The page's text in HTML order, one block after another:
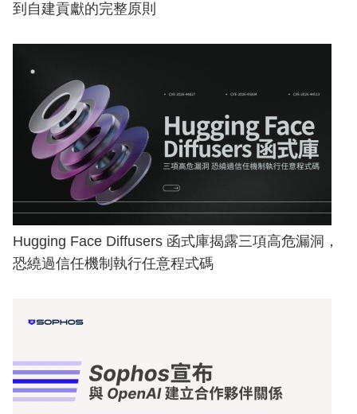
到自建貢獻的完整原則
Hugging Face Diffusers 函式庫揭露三項高危漏洞，
恐繞過信任機制執行任意程式碼